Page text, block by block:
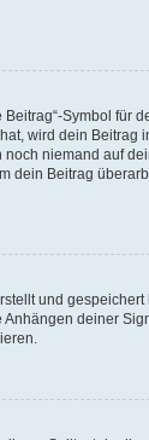
Symbol für
wird dein Beitrag
niemand auf
dein Beitrag
und gespeichert
Anhängen deiner